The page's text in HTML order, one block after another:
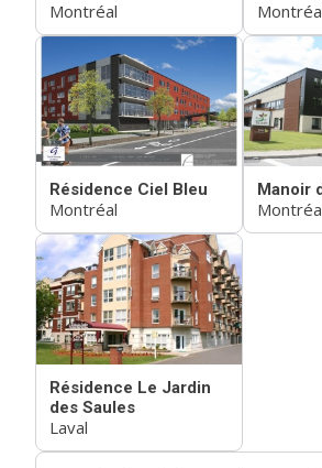
Montréal
Résidence Ciel Bleu
Montréal
Manoir
Résidence Le Jardin
des Saules
Laval